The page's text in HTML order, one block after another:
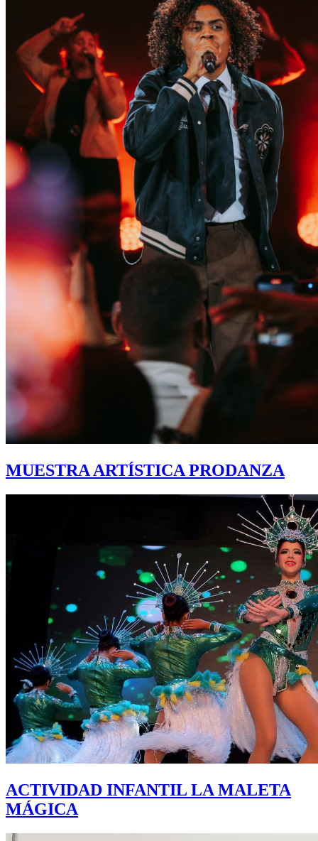
MUESTRA ARTÍSTICA PRODANZA
ACTIVIDAD INFANTIL LA MALETA
MÁGICA